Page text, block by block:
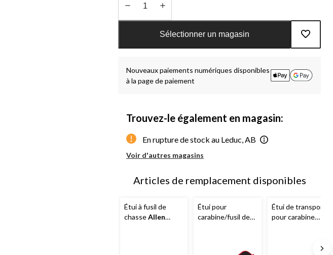
Quantité
Sélectionner un magasin
Nouveaux paiements numériques disponibles
à la page de paiement
Trouvez-le également en magasin:
En rupture de stock au Leduc, AB
Voir d'autres magasins
Articles de remplacement disponibles
Étui à fusil de
chasseAllen
Étui pour
carabine/fusil de
Étui de transport
pour carabine